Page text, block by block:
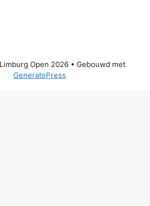
Open 2026• Gebouwd met
GeneratePress